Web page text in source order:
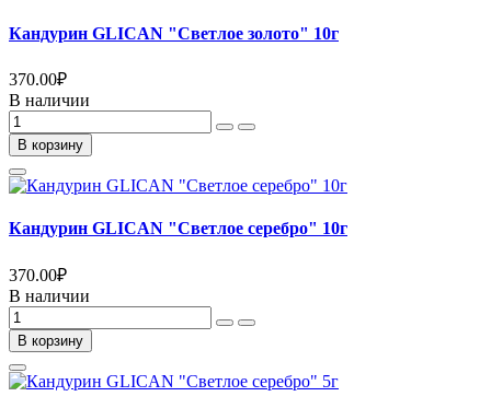
Кандурин GLICAN "Светлое золото" 10г
370.00₽
В наличии
В корзину
Кандурин GLICAN "Светлое серебро" 10г
370.00₽
В наличии
В корзину